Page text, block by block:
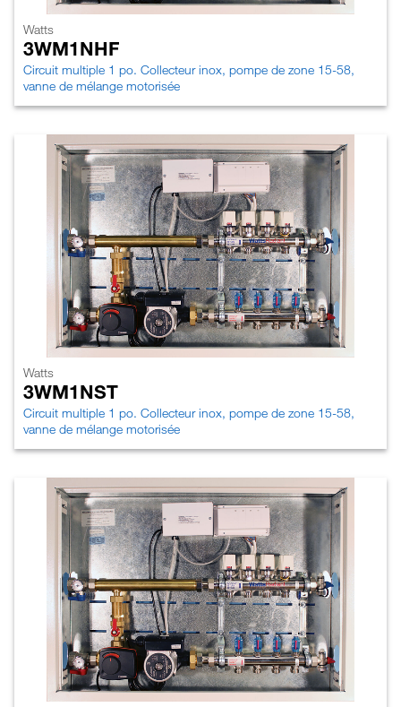
Watts
3WM1NHF
Circuit multiple 1 po. Collecteur inox, pompe de zone 15-58,
vanne de mélange motorisée
Watts
3WM1NST
Circuit multiple 1 po. Collecteur inox, pompe de zone 15-58,
vanne de mélange motorisée